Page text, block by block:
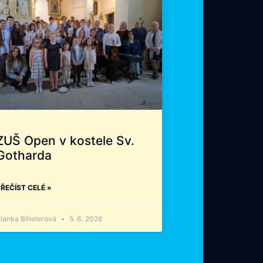
Open v kostele Sv.
CELÉ »
Bihelerová 5. 6. 2026